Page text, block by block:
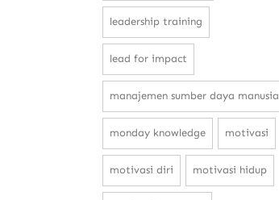
leadership training
lead for impact
manajemen sumber daya manusia
monday knowledge motivasi
motivasi diri motivasi hidup